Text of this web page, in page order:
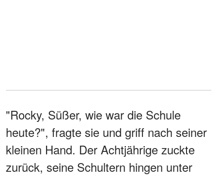
"Rocky, Süßer, wie war die Schule
heute?", fragte sie und griff nach seiner
kleinen Hand. Der Achtjährige zuckte
zurück, seine Schultern hingen unter